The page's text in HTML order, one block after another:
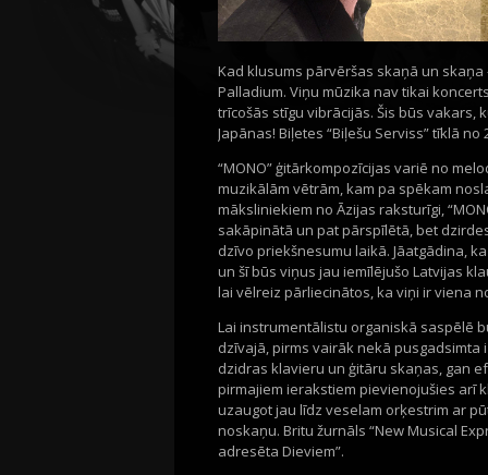
Kad klusums pārvēršas skaņā un skaņa
Palladium. Viņu mūzika nav tikai
trīcošās stīgu vibrācijās. Šis būs
Japānas! Biļetes “Biļešu Serviss” tīklā no
“MONO” ģitārkompozīcijas variē no
muzikālām vētrām, kam pa spēkam
māksliniekiem no Āzijas raksturīgi,
sakāpinātā un pat pārspīlētā, bet
dzīvo priekšnesumu laikā. Jāatgādina,
un šī būs viņus jau iemīlējušo Latvijas
lai vēlreiz pārliecinātos, ka viņi ir viena
Lai instrumentālistu organiskā saspēlē
dzīvajā, pirms vairāk nekā
dzidras klavieru un ģitāru skaņas, gan
pirmajiem ierakstiem pievienojušies arī
uzaugot jau līdz veselam orķestrim ar
noskaņu. Britu žurnāls “New Musical
adresēta Dieviem”.